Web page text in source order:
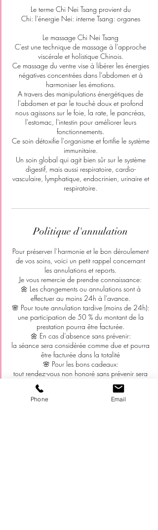
Le terme Chi Nei Tsang provient du
Chi: l'énergie Nei: interne Tsang: organes
Le massage Chi Nei Tsang
C'est une technique de massage à l'approche
viscérale et holistique Chinois.
Ce massage du ventre vise à libérer les énergies
négatives concentrées dans l'abdomen et à
harmoniser les émotions.
A travers des manipulations énergétiques de
l'abdomen et par le touché doux et profond
nous agissons sur le foie, la rate, le pancréas,
l'estomac, l'intestin pour améliorer leurs
fonctionnements.
Ce soin détoxifie l'organisme et fortifie le système
immunitaire.
Un soin global qui agit bien sûr sur le système
digestif, mais aussi respiratoire, cardio-
vasculaire, lymphatique, endocrinien, urinaire et
respiratoire.
Politique d'annulation
Pour préserver l’harmonie et le bon déroulement
de vos soins, voici un petit rappel concernant
les annulations et reports.
Je vous remercie de prendre connaissance:
🌼 Les changements ou annulations sont à
effectuer au moins 24h à l’avance.
🌸 Pour toute annulation tardive (moins de 24h):
une participation de 50 % du montant de la
prestation pourra être facturée.
🌼 En cas d’absence sans prévenir:
la séance sera considérée comme due et pourra
être facturée dans la totalité
🌸 Pour les bons cadeaux:
tout rendez-vous non honoré sans prévenir sera
considéré comme utilisé.
la prestation pourra être écourtée afin de
Phone Email